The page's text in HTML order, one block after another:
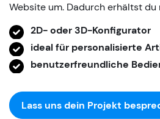
Website um. Dadurch erhältst du
2D- oder 3D-Konfigurator
ideal für personalisierte
benutzerfreundliche
Lass uns dein Projekt